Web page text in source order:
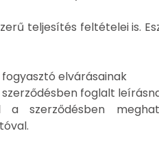
teljesítés feltételei is.
elvárásainak
foglalt
a szerződésben